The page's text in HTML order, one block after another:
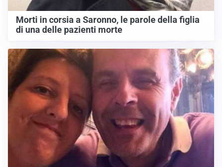
Morti in corsia a Saronno, le parole della figlia
di una delle pazienti morte